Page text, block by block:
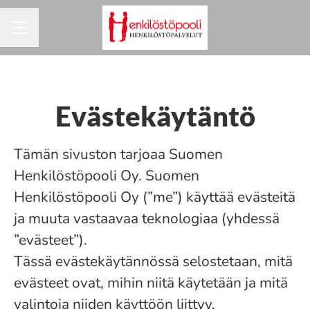
Evästekäytäntö
Tämän sivuston tarjoaa Suomen
Henkilöstöpooli Oy. Suomen
Henkilöstöpooli Oy (”me”) käyttää evästeitä
ja muuta vastaavaa teknologiaa (yhdessä
”evästeet”).
Tässä evästekäytännössä selostetaan, mitä
evästeet ovat, mihin niitä käytetään ja mitä
valintoja niiden käyttöön liittyy.